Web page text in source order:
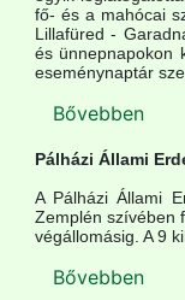
fő- és a mahócai
Lillafüred -
és ünnepnapokon
eseménynaptár
Bővebben
Pálházi Állami
A Pálházi Állami
Zemplén szívében
végállomásig. A 9
Bővebben